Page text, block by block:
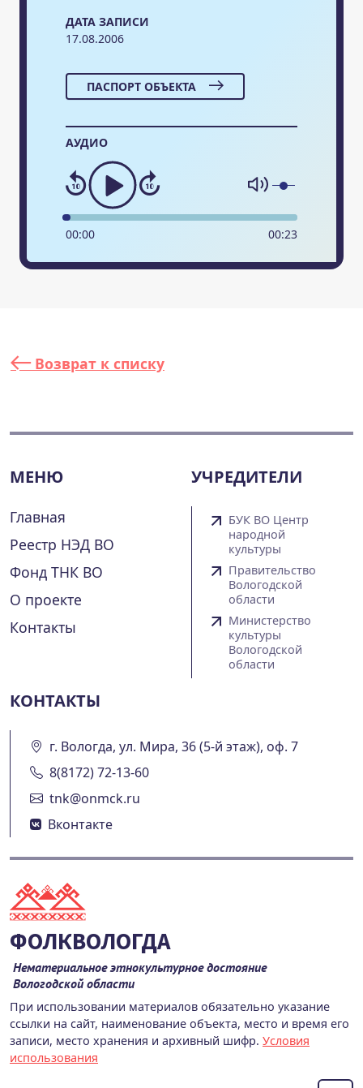
ДАТА ЗАПИСИ
17.08.2006
ПАСПОРТ ОБЪЕКТА
АУДИО
00:00 00:23
Возврат к списку
МЕНЮ
Главная
Реестр НЭД ВО
Фонд ТНК ВО
О проекте
Контакты
УЧРЕДИТЕЛИ
БУК ВО Центр
народной
культуры
Правительство
Вологодской
области
Министерство
культуры
Вологодской
области
КОНТАКТЫ
г. Вологда, ул. Мира, 36 (5-й этаж), оф. 7
8(8172) 72-13-60
tnk@onmck.ru
Вконтакте
ФОЛКВОЛОГДА
Нематериальное этнокультурное достояние
Вологодской области
При использовании материалов обязательно указание
ссылки на сайт, наименование объекта, место и время его
записи, место хранения и архивный шифр. Условия
использования